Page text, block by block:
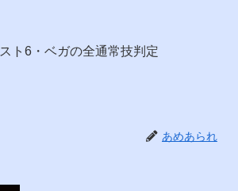
スト6・ベガの全通常技判定
あめあられ